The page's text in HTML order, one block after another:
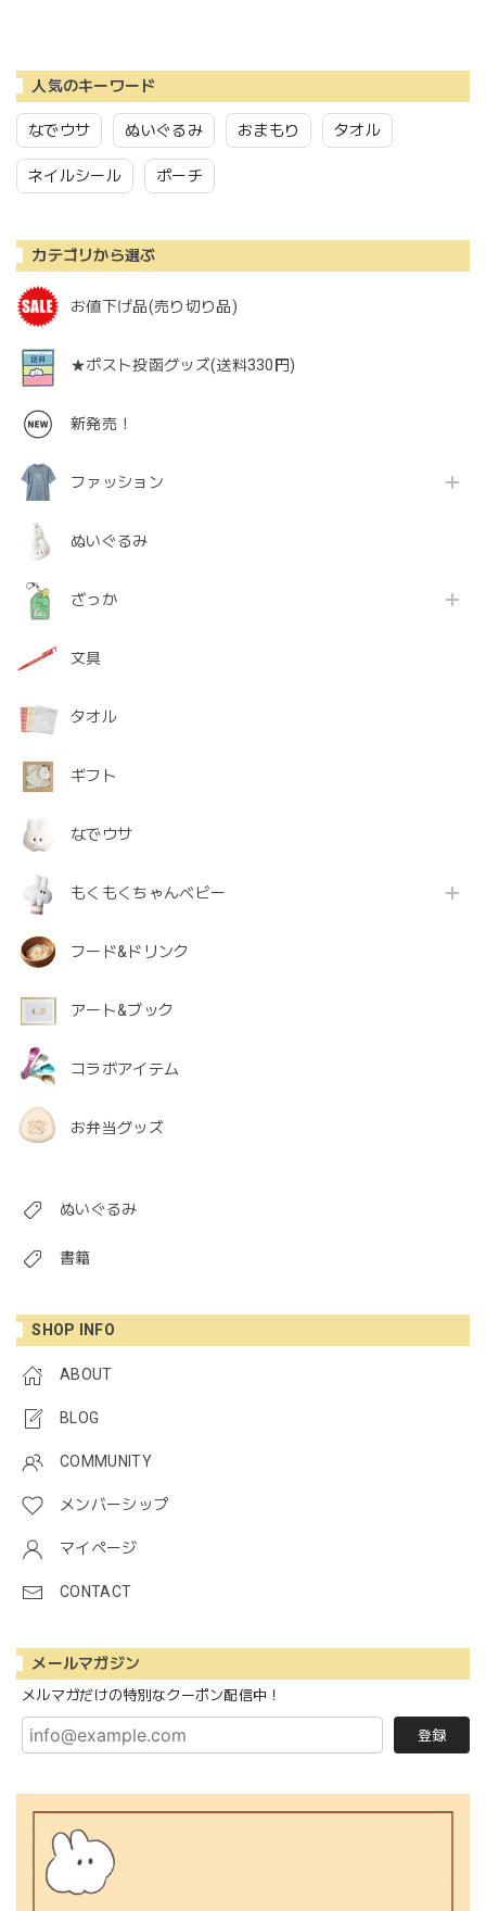
人気のキーワード
なでウサ ぬいぐるみ おまもり タオル
ネイルシール ポーチ
カテゴリから選ぶ
お値下げ品(売り切り品)
★ポスト投函グッズ(送料330円)
新発売！
ファッション
ぬいぐるみ
ざっか
文具
タオル
ギフト
なでウサ
もくもくちゃんベビー
フード&ドリンク
アート&ブック
コラボアイテム
お弁当グッズ
ぬいぐるみ
書籍
SHOP INFO
ABOUT
BLOG
COMMUNITY
メンバーシップ
マイページ
CONTACT
メールマガジン
メルマガだけの特別なクーポン配信中！
登録